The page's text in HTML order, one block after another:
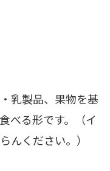
乳製品、果物を基
べる形です。（イ
んください。）